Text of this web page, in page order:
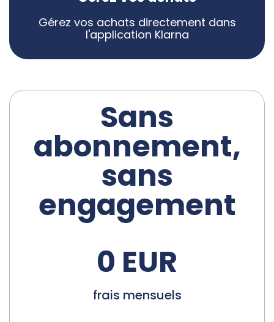
Gérez vos achats directement dans
l'application Klarna
Sans
abonnement,
sans
engagement
0 EUR
frais mensuels